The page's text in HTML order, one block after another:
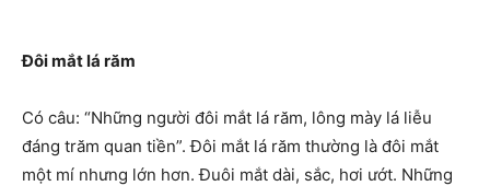
Đôi mắt lá răm
Có câu: “Những người đôi mắt lá răm, lông mày lá liễu
đáng trăm quan tiền”. Đôi mắt lá răm thường là đôi mắt
một mí nhưng lớn hơn. Đuôi mắt dài, sắc, hơi ướt. Những